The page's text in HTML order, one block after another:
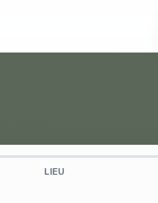
LIEU